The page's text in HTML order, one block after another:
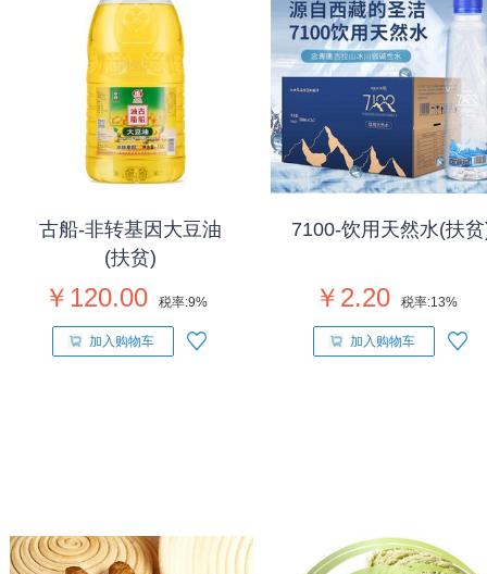
古船-非转基因大豆油
(扶贫)
￥120.00 税率:9%
加入购物车
7100-饮用天然水(扶
￥2.20 税率:13%
加入购物车